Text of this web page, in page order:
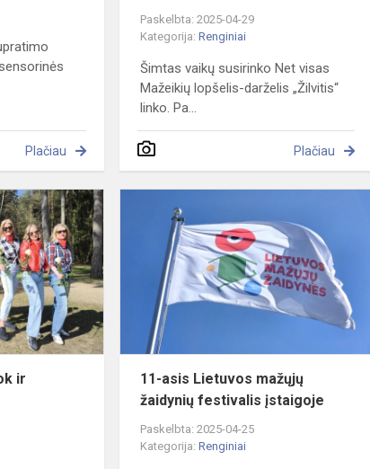
Plačiau
Paskelbta: 2025-04-29
Kategorija:Renginiai
Šimtas vaikų susirinko Net visas
Mažeikių lopšelis-darželis „Žilvitis“
linko. Pa...
Plačiau
Šokių
festivalis
ir
nesustok!“
ir
11-asis Lietuvos mažųjų
žaidynių festivalis įstaigoje
Paskelbta: 2025-04-25
Kategorija:Renginiai